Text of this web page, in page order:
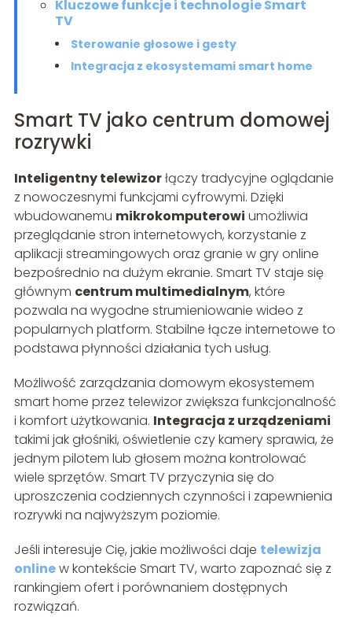
Kluczowe funkcje i technologie Smart
TV
Sterowanie głosowe i gesty
Integracja z ekosystemami smart home
Smart TV jako centrum domowej
rozrywki
Inteligentny telewizorłączy tradycyjne oglądanie
z nowoczesnymi funkcjami cyfrowymi. Dzięki
wbudowanemu mikrokomputerowi umożliwia
przeglądanie stron internetowych, korzystanie z
aplikacji streamingowych oraz granie w gry online
bezpośrednio na dużym ekranie. Smart TV staje się
głównym centrum multimedialnym, które
pozwala na wygodne strumieniowanie wideo z
popularnych platform. Stabilne łącze internetowe to
podstawa płynności działania tych usług.
Możliwość zarządzania domowym ekosystemem
smart home przez telewizor zwiększa funkcjonalność
i komfort użytkowania. Integracja z urządzeniami
takimi jak głośniki, oświetlenie czy kamery sprawia, że
jednym pilotem lub głosem można kontrolować
wiele sprzętów. Smart TV przyczynia się do
uproszczenia codziennych czynności i zapewnienia
rozrywki na najwyższym poziomie.
Jeśli interesuje Cię, jakie możliwości daje telewizja
onlinew kontekście Smart TV, warto zapoznać się z
rankingiem ofert i porównaniem dostępnych
rozwiązań.